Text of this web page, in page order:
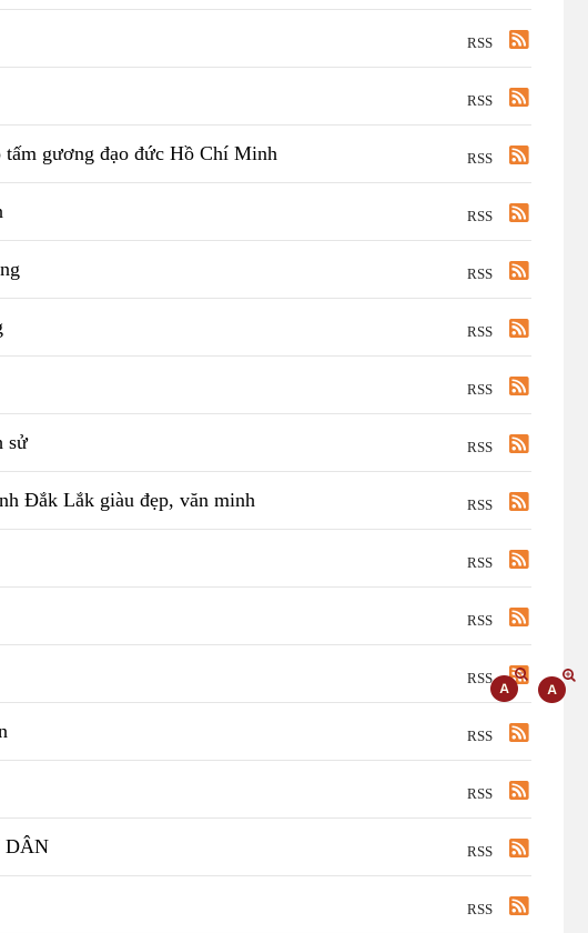
RSS
RSS
tấm gương đạo đức Hồ Chí Minh RSS
RSS
RSS
RSS
RSS
sử RSS
Đắk Lắk giàu đẹp, văn minh RSS
RSS
RSS
RSS
RSS
RSS
DÂN RSS
RSS